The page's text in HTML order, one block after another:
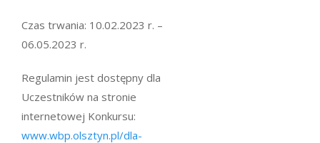
Czas trwania: 10.02.2023 r. –
06.05.2023 r.
Regulamin jest dostępny dla
Uczestników na stronie
internetowej Konkursu:
www.wbp.olsztyn.pl/dla-